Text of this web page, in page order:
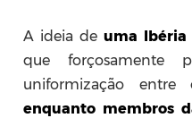
A ideia de uma
que forçosamente
uniformização
enquanto membros